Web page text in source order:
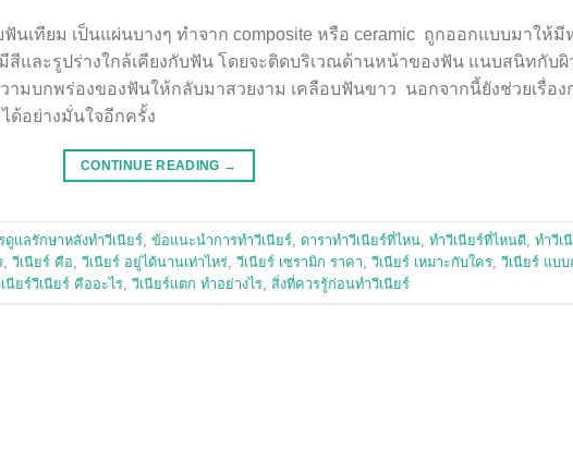
ฟันเทียม เป็นแผ่นบางๆ ทำจาก composite หรือ ceramic ถูกออกแบบมาให้มี
และรูปร่างใกล้เคียงกับฟัน โดยจะติดบริเวณด้านหน้าของฟัน แนบสนิทกับ
มบกพร่องของฟันให้กลับมาสวยงาม เคลือบฟันขาว นอกจากนี้ยังช่วยเรื่อง
ด้อย่างมั่นใจอีกครั้ง
CONTINUE READING →
ดูแลรักษาหลังทำวีเนียร์ ข้อแนะนำการทำวีเนียร์ ดาราทําวีเนียร์ที่ไหน ทำวีเนียร์ที่ไหนดี ทําวีเ
วีเนียร์ คือ วีเนียร์ อยู่ได้นานเท่าไหร่ วีเนียร์ เซรามิก ราคา วีเนียร์ เหมาะกับใคร วีเนียร์ แบ
นียร์วีเนียร์ คืออะไร วีเนียร์แตก ทำอย่างไร สิ่งที่ควรรู้ก่อนทำวีเนียร์